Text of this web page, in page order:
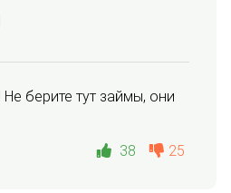
берите тут займы, они
38
25